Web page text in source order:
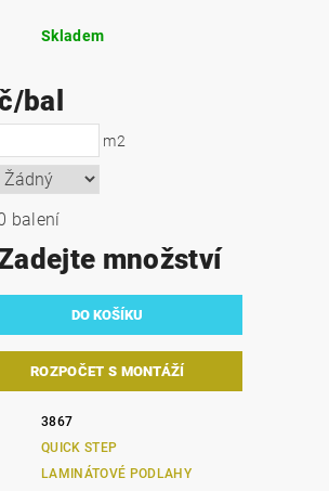
Skladem
bal
m2
balení
množství
ROZPOČET S MONTÁŽÍ
3867
QUICK STEP
LAMINÁTOVÉ PODLAHY